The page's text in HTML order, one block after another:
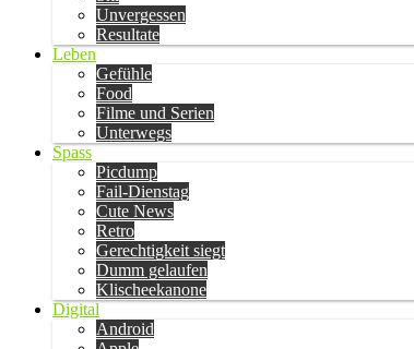
Unvergessen
Resultate
Leben
Gefühle
Food
Filme und Serien
Unterwegs
Spass
Picdump
Fail-Dienstag
Cute News
Retro
Gerechtigkeit siegt
Dumm gelaufen
Klischeekanone
Digital
Android